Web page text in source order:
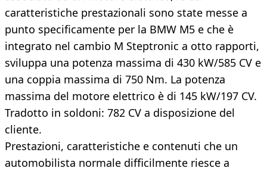
caratteristiche prestazionali sono state messe a
punto specificamente per la BMW M5 e che è
integrato nel cambio M Steptronic a otto rapporti,
sviluppa una potenza massima di 430 kW/585 CV e
una coppia massima di 750 Nm. La potenza
massima del motore elettrico è di 145 kW/197 CV.
Tradotto in soldoni: 782 CV a disposizione del
cliente.
Prestazioni, caratteristiche e contenuti che un
automobilista normale difficilmente riesce a